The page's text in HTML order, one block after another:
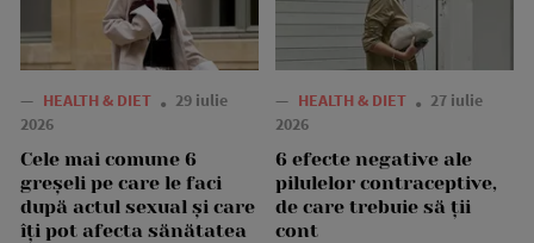
— HEALTH & DIET
29 iulie
2026
Cele mai comune 6
greșeli pe care le faci
după actul sexual și care
îți pot afecta sănătatea
— HEALTH & DIET
27 iulie
2026
6 efecte negative ale
pilulelor contraceptive,
de care trebuie să ții
cont